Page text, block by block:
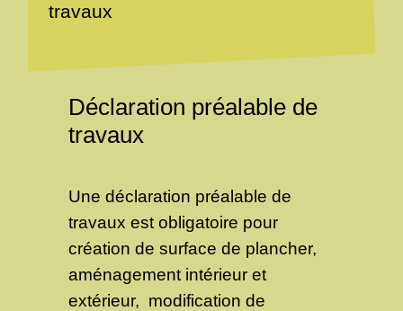
travaux
Déclaration préalable de
travaux
Une déclaration préalable de
travaux est obligatoire pour
création de surface de plancher,
aménagement intérieur et
extérieur, modification de